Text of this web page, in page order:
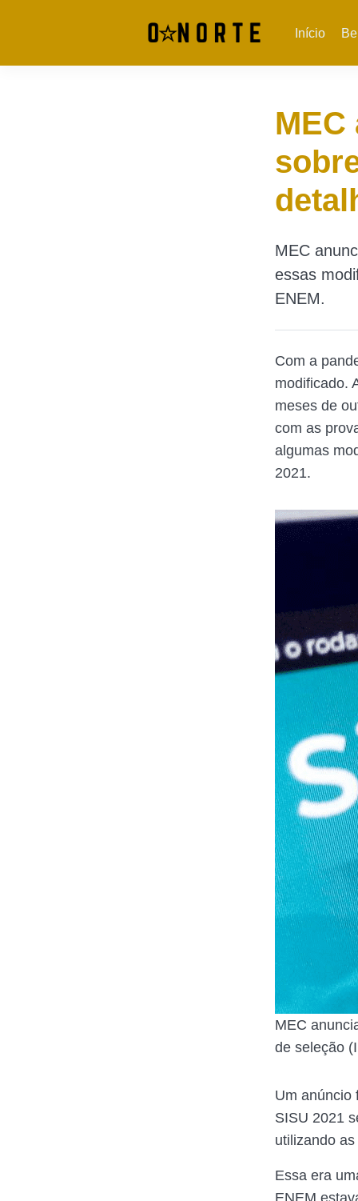
Início
MEC
essas
ENEM.
Com a
modificado.
meses de
com as
algumas
2021.
MEC
de seleção
Um anúncio
SISU 2021
utilizando
Essa era
ENEM